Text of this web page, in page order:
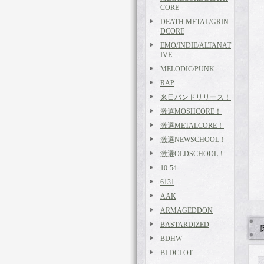
CORE
DEATH METAL/GRIN
DCORE
EMO/INDIE/ALTANAT
IVE
MELODIC/PUNK
RAP
来日バンドリリース！
激選MOSHCORE！
激選METALCORE！
激選NEWSCHOOL！
激選OLDSCHOOL！
10-54
6131
AAK
ARMAGEDDON
BASTARDIZED
BDHW
BLDCLOT